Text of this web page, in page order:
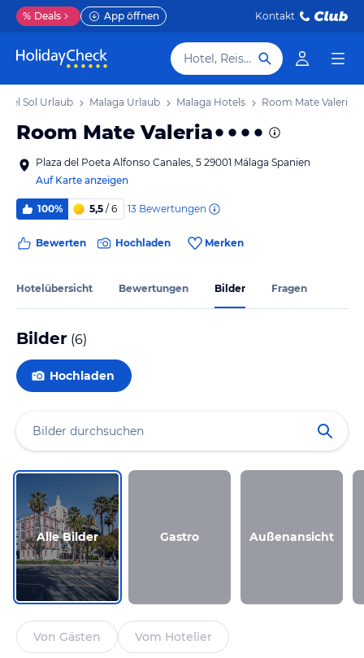
% Deals App öffnen Kontakt
Hotel, Reiseziel
del Sol Urlaub Malaga Urlaub Malaga Hotels Room Mate Valeria
Room Mate Valeria
Plaza del Poeta Alfonso Canales, 5 29001 Málaga Spanien
Auf Karte anzeigen
100% 5,5 / 6 13 Bewertungen
Bewerten Hochladen Merken
Hotelübersicht Bewertungen Bilder Fragen
Bilder (6)
Hochladen
Alle Bilder Gastro Außenansicht
Von Gästen Vom Hotelier